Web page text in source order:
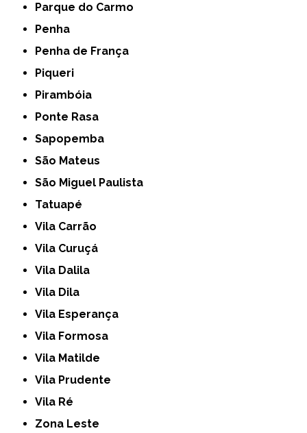
Parque do Carmo
Penha
Penha de França
Piqueri
Pirambóia
Ponte Rasa
Sapopemba
São Mateus
São Miguel Paulista
Tatuapé
Vila Carrão
Vila Curuçá
Vila Dalila
Vila Dila
Vila Esperança
Vila Formosa
Vila Matilde
Vila Prudente
Vila Ré
Zona Leste